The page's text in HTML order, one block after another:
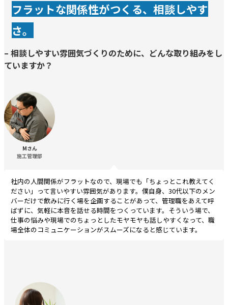
フラットな関係性がつくる、相談しやす
さ。
– 相談しやすい雰囲気づくりのために、どんな取り組みをし
ていますか？
Mさん
施工管理部
社内の人間関係がフラットなので、現場でも「ちょっとこれ教えてく
ださい」って言いやすい雰囲気があります。僕自身、30代以下のメン
バーだけで飲みに行く場を企画することがあって、管理職をあえて呼
ばずに、気軽に本音を話せる時間をつくっています。そういう場で、
仕事の悩みや現場でのちょっとしたモヤモヤも話しやすくなって、職
場全体のコミュニケーションがスムーズになると感じています。